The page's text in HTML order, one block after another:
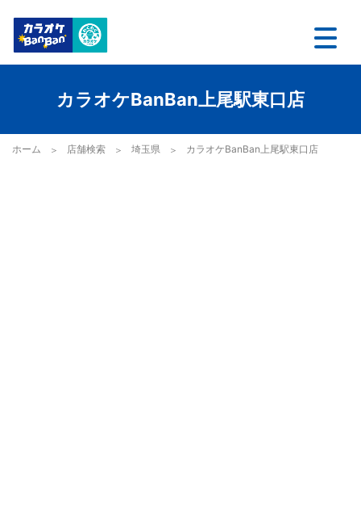
カラオケBanBan上尾駅東口店
ホーム 店舗検索 埼玉県 カラオケBanBan上尾駅東口店